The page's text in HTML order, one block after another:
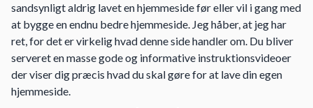
sandsynligt aldrig lavet en hjemmeside før eller vil i gang med
at bygge en endnu bedre hjemmeside. Jeg håber, at jeg har
ret, for det er virkelig hvad denne side handler om. Du bliver
serveret en masse gode og informative instruktionsvideoer
der viser dig præcis hvad du skal gøre for at lave din egen
hjemmeside.